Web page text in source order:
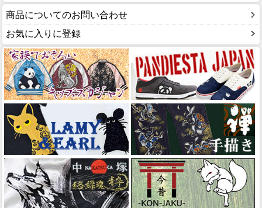
商品についてのお問い合わせ
お気に入りに登録